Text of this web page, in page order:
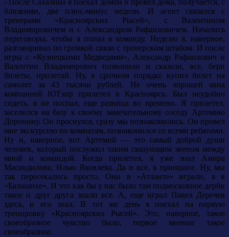
- После Сахалина я поехал домой и провел дома, получается, с
близкими, две плюс-минус недели. И агент связался с
тренерами «Красноярских Рысей», с Валентином
Владимировичем и с Александром Рафаиловичем. Начались
переговоры, чтобы я попал в команду. Неделю я, наверное,
разговаривал по громкой связи с тренерским штабом. И после
игры с «Кузнецкими Медведями», Александр Рафаилович и
Валентин Владимирович позвонили и сказали, все, бери
билеты, прилетай. Ну, в срочном порядке купил билет на
самолет за 43 тысячи рублей. Не очень хорошей авиа
компанией ЮТэир прилетел в Красноярск. Был неудобно
сидеть, я не поспал, еще разница во времени. Я прилетел,
заселился на базу к своему замечательному соседу Артемию
Доронину. Он проснулся, сразу мы познакомились. Он провел
мне экскурсию по комнатам, познакомился со всеми ребятами.
Ну и, наверное, вот Артемий — это самый доброй души
человек, который послужил таким связующим звеном между
мной и командой. Когда прилетел, я уже знал Амира
Масандилова, Илью Яковлева. Да и все, в принципе. Ну, мы
так пересекались просто. Они в «Атланте» играли, я в
«Балашихе». И это как бы у нас было там подмосковное дерби
такое и друг друга знали все. А, еще играл Павел Деречев
здесь, и его знал. В тот же день я поехал на первую
тренировку «Красноярских Рысей». Это, наверное, такое
своеобразное чувство было, первое мнение такое
своеобразное.